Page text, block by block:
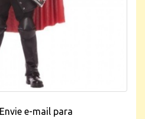
e-mail para